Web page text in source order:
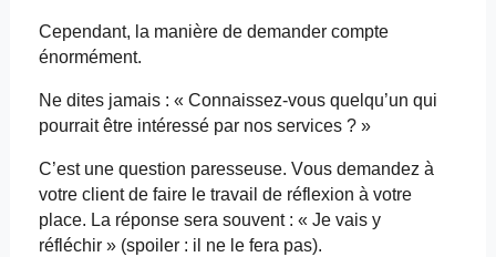
Cependant, la manière de demander compte
énormément.
Ne dites jamais : « Connaissez-vous quelqu’un qui
pourrait être intéressé par nos services ? »
C’est une question paresseuse. Vous demandez à
votre clientde fairele travail de réflexion à votre
place. La réponse sera souvent : « Je vais y
réfléchir » (spoiler : il ne le fera pas).